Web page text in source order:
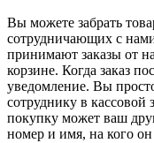
Вы можете забрать
сотрудничающих с
принимают заказы от
корзине. Когда заказ
уведомление. Вы
сотруднику в кассовой
покупку может ваш
номер и имя, на кого